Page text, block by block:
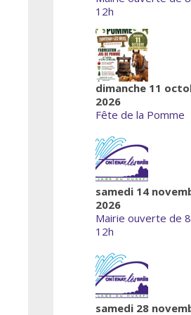
12h
dimanche 11
2026
Fête de la Pomme
samedi 14
2026
Mairie ouverte de
12h
samedi 28